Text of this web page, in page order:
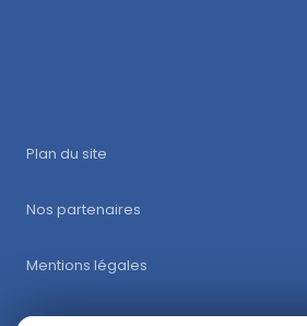
Plan du site
Nos partenaires
Mentions légales
Admin